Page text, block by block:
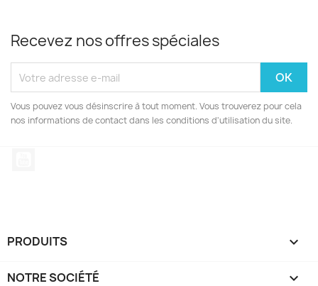
Recevez nos offres spéciales
Vous pouvez vous désinscrire à tout moment. Vous trouverez pour cela
nos informations de contact dans les conditions d'utilisation du site.
PRODUITS 
NOTRE SOCIÉTÉ 